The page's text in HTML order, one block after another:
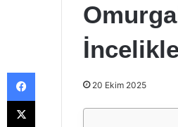
20 Ekim 2025
Facebook
X